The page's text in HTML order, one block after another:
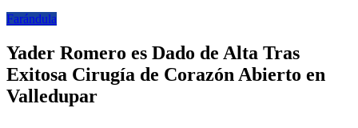
Farándula
Yader Romero es Dado de Alta Tras
Exitosa Cirugía de Corazón Abierto en
Valledupar